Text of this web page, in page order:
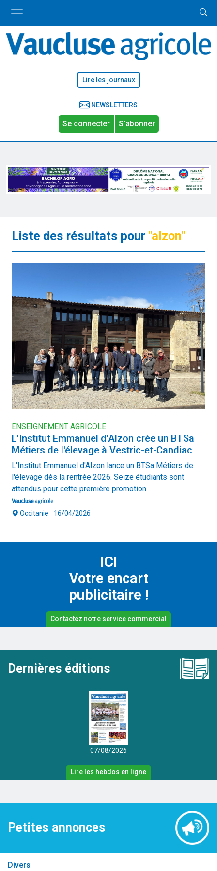
Lire les journaux
NEWSLETTERS
Se connecter S'abonner
Liste des résultats pour "alzon"
ENSEIGNEMENT AGRICOLE
L'Institut Emmanuel d'Alzon crée un BTSa
Métiers de l'élevage à Vestric-et-Candiac
L'Institut Emmanuel d'Alzon lance un BTSa Métiers de
l'élevage dès la rentrée 2026. Seize étudiants sont
attendus pour cette première promotion.
Occitanie 16/04/2026
ICI
Votre encart
publicitaire !
Contactez notre service commercial
Dernières éditions
07/08/2026
Lire les hebdos en ligne
Petites annonces
Divers